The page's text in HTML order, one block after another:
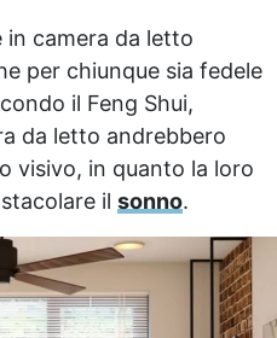
in camera da letto
per chiunque sia fedele
il Feng Shui,
da letto andrebbero
visivo, in quanto la loro
il sonno.